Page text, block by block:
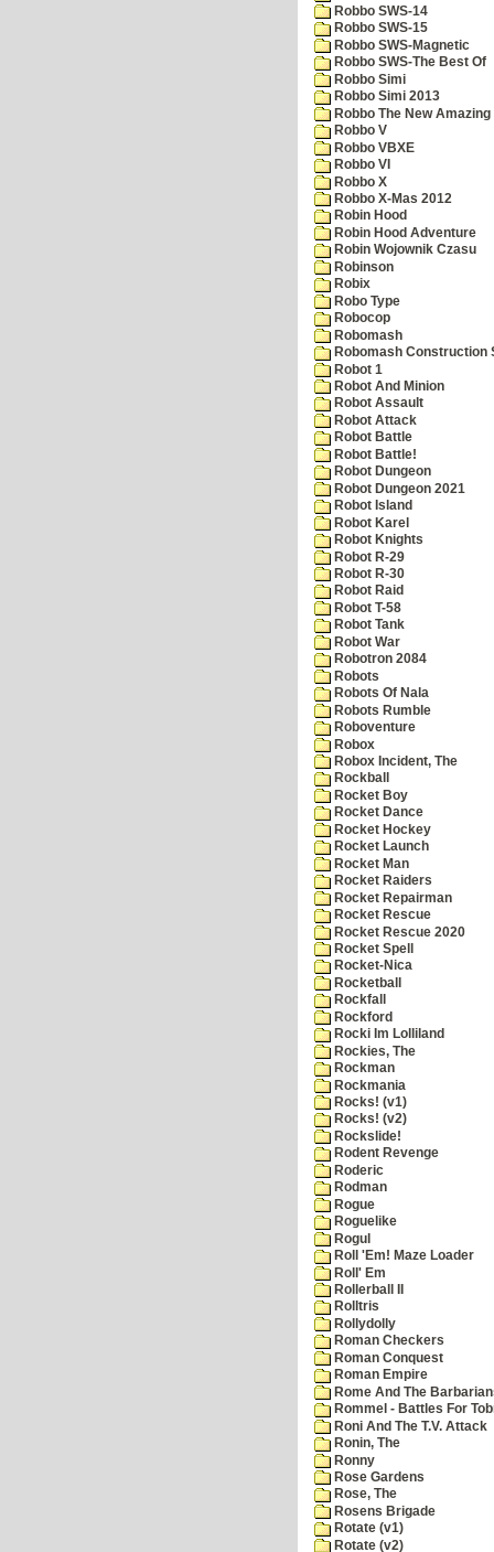
Robbo SWS-14
Robbo SWS-15
Robbo SWS-Magnetic
Robbo SWS-The Best Of
Robbo Simi
Robbo Simi 2013
Robbo The New
Robbo V
Robbo VBXE
Robbo VI
Robbo X
Robbo X-Mas 2012
Robin Hood
Robin Hood Adventure
Robin Wojownik Czasu
Robinson
Robix
Robo Type
Robocop
Robomash
Robomash Construction
Robot 1
Robot And Minion
Robot Assault
Robot Attack
Robot Battle
Robot Battle!
Robot Dungeon
Robot Dungeon 2021
Robot Island
Robot Karel
Robot Knights
Robot R-29
Robot R-30
Robot Raid
Robot T-58
Robot Tank
Robot War
Robotron 2084
Robots
Robots Of Nala
Robots Rumble
Roboventure
Robox
Robox Incident, The
Rockball
Rocket Boy
Rocket Dance
Rocket Hockey
Rocket Launch
Rocket Man
Rocket Raiders
Rocket Repairman
Rocket Rescue
Rocket Rescue 2020
Rocket Spell
Rocket-Nica
Rocketball
Rockfall
Rockford
Rocki Im Lolliland
Rockies, The
Rockman
Rockmania
Rocks! (v1)
Rocks! (v2)
Rockslide!
Rodent Revenge
Roderic
Rodman
Rogue
Roguelike
Rogul
Roll 'Em! Maze Loader
Roll' Em
Rollerball II
Rolltris
Rollydolly
Roman Checkers
Roman Conquest
Roman Empire
Rome And The
Rommel - Battles For
Roni And The T.V. Attack
Ronin, The
Ronny
Rose Gardens
Rose, The
Rosens Brigade
Rotate (v1)
Rotate (v2)